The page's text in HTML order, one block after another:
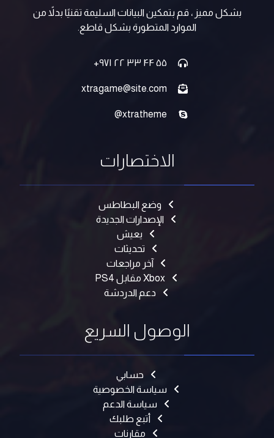
بشكل مميز ، قم بتمكين البيانات السليمة تقنيًا بدلاً من
الموارد المتطورة بشكل قاطع.
۵۵ ۴۴ ۳۳ ۲۲ ۹۷۱+
xtragame@site.com
xtratheme@
الاختصارات
وضع البطاطس
الإصدارات الجديدة
يعيش
تحديثات
آخر مراجعات
Xbox مقابل PS4
دعم الدردشة
الوصول السريع
حسابي
سياسة الخصوصية
سياسة الدعم
أتبع طلبك
مقارنات